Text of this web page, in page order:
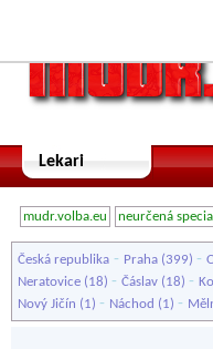
Lekari
mudr.volba.eu neurčená
Česká republika - Praha (399) -
Neratovice (18) - Čáslav (18) -
Nový Jičín (1) - Náchod (1) -